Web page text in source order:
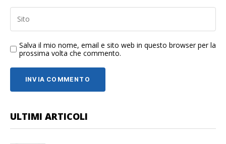
Salva il mio nome, email e sito web in questo browser per la
prossima volta che commento.
ULTIMI ARTICOLI